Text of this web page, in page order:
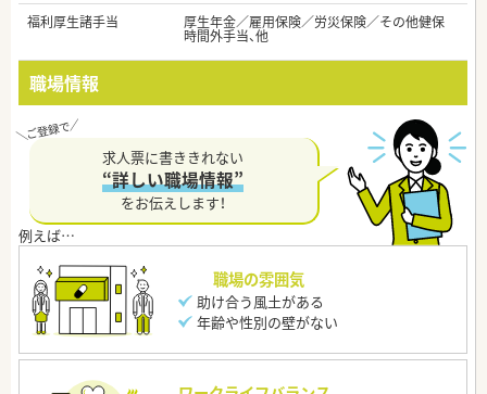
福利厚生諸手当
厚生年金／雇用保険／労災保険／その他健保
時間外手当、他
職場情報
求人票に書ききれない
“詳しい職場情報”
をお伝えします！
職場の雰囲気
助け合う風土がある
年齢や性別の壁がない